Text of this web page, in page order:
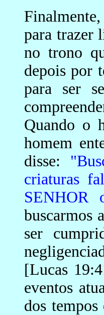
para trazer
no trono
depois por
para ser
Quando o
homem
disse:
criaturas
SENHOR
buscarmos
ser
[Lucas
eventos
dos